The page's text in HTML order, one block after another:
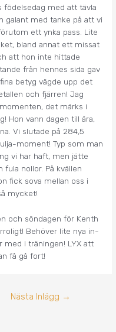
födelsedag med att tävla
galant med tanke på att vi
ett ynka pass. Lite
bland annat ett missat
att hon inte hittade
från hennes sida gav
betyg vägde upp det
och fjärren! Jag
det märks i
Hon vann dagen till ära,
Vi slutade på 284,5
moment! Typ som man
vi har haft, men jätte
fula nollor. På kvällen
fick sova mellan oss i
mycket!
och söndagen för Kenth
Behöver lite nya in-
med i träningen! LYX att
få gå fort!
Nästa Inlägg →